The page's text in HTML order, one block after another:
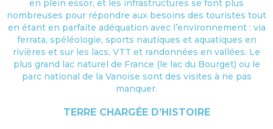
en plein essor, et les infrastructures se font plus
nombreuses pour répondre aux besoins des touristes tout
en étant en parfaite adéquation avec l’environnement : via
ferrata, spéléologie, sports nautiques et aquatiques en
rivières et sur les lacs, VTT et randonnées en vallées. Le
plus grand lac naturel de France (le lac du Bourget) ou le
parc national de la Vanoise sont des visites à ne pas
manquer.
TERRE CHARGÉE D’HISTOIRE